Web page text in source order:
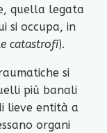
quella legata
si occupa, in
catastrofi).
si
più banali
lieve entità a
organi